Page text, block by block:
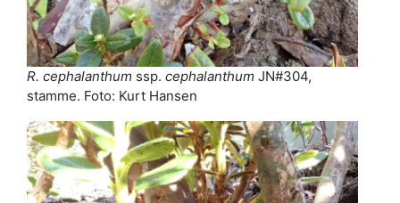
R. cephalanthum ssp. cephalanthum JN#304,
stamme. Foto: Kurt Hansen